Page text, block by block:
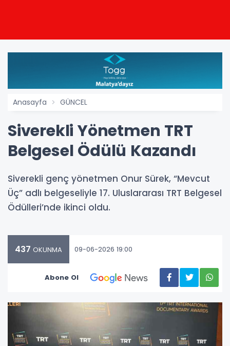
Anasayfa GÜNCEL
Siverekli Yönetmen TRT
Belgesel Ödülü Kazandı
Siverekli genç yönetmen Onur Sürek, “Mevcut
Üç” adlı belgeseliyle 17. Uluslararası TRT Belgesel
Ödülleri’nde ikinci oldu.
437 OKUNMA 09-06-2026 19:00
Abone Ol